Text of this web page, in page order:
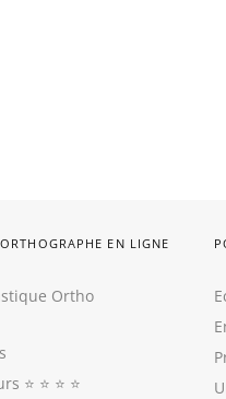
EN LIGNE
Ortho
⭐️ ⭐️ ⭐️ ⭐️